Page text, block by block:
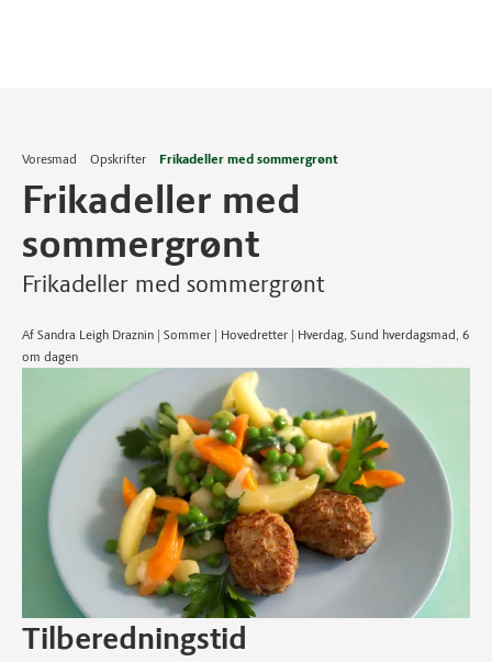
Voresmad Opskrifter Frikadeller med sommergrønt
Frikadeller med
sommergrønt
Frikadeller med sommergrønt
Af Sandra Leigh Draznin | Sommer | Hovedretter | Hverdag, Sund hverdagsmad, 6
om dagen
Tilberedningstid